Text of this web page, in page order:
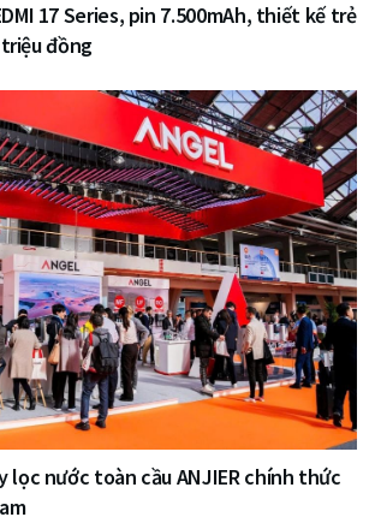
17 Series, pin 7.500mAh, thiết kế trẻ
đồng
lọc nước toàn cầu ANJIER chính thức